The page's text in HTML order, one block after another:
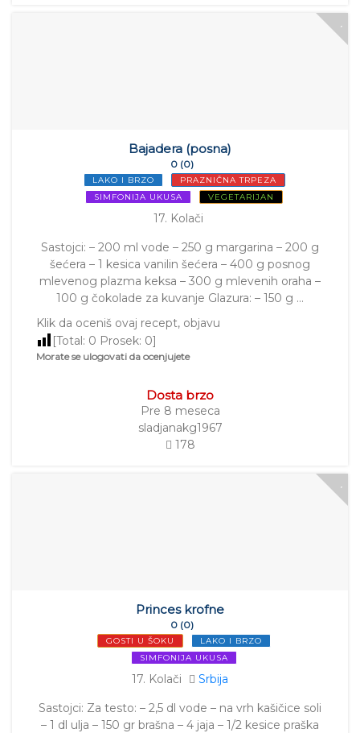
Bajadera (posna)
0 (0)
LAKO I BRZO
PRAZNIČNA TRPEZA
SIMFONIJA UKUSA
VEGETARIJAN
17. Kolači
Sastojci: – 200 ml vode – 250 g margarina – 200 g
šećera – 1 kesica vanilin šećera – 400 g posnog
mlevenog plazma keksa – 300 g mlevenih oraha –
100 g čokolade za kuvanje Glazura: – 150 g …
Klik da oceniš ovaj recept, objavu
[Total: 0 Prosek: 0]
Morate se ulogovati da ocenjujete
Dosta brzo
Pre 8 meseca
sladjanakg1967
178
Princes krofne
0 (0)
GOSTI U ŠOKU
LAKO I BRZO
SIMFONIJA UKUSA
17. Kolači
Srbija
Sastojci: Za testo: – 2,5 dl vode – na vrh kašičice soli
– 1 dl ulja – 150 gr brašna – 4 jaja – 1/2 kesice praška